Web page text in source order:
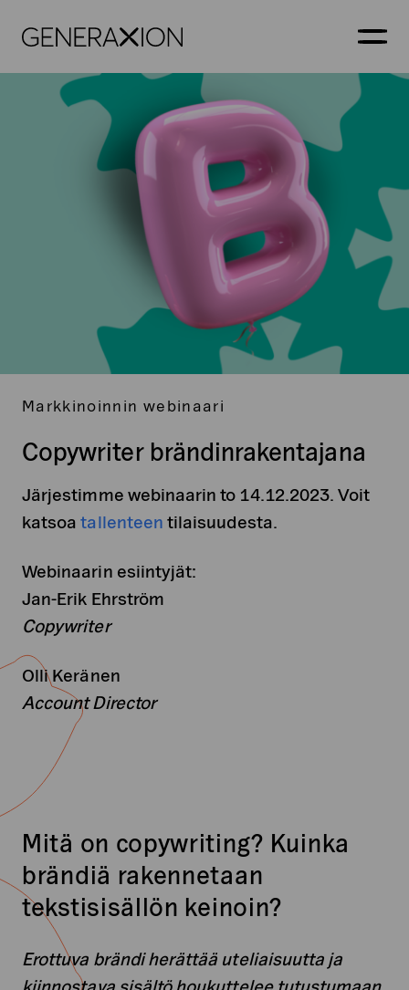
Generaxion
Markkinoinnin webinaari
Copywriter brändinrakentajana
Järjestimme webinaarin to 14.12.2023. Voit
katsoatallenteen tilaisuudesta.
Webinaarin esiintyjät:
Jan-Erik Ehrström
Copywriter
Olli Keränen
Account Director
Mitä on copywriting? Kuinka
brändiä rakennetaan
tekstisisällön keinoin?
Erottuva brändi herättää uteliaisuutta ja